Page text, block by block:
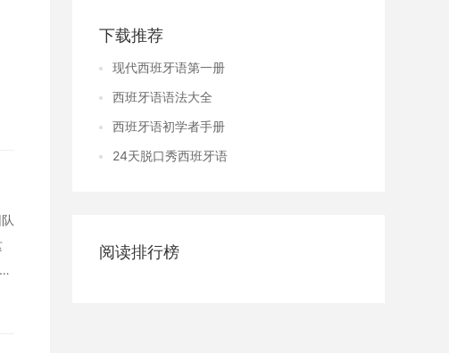
下载推荐
现代西班牙语第一册
西班牙语语法大全
西班牙语初学者手册
24天脱口秀西班牙语
阅读排行榜